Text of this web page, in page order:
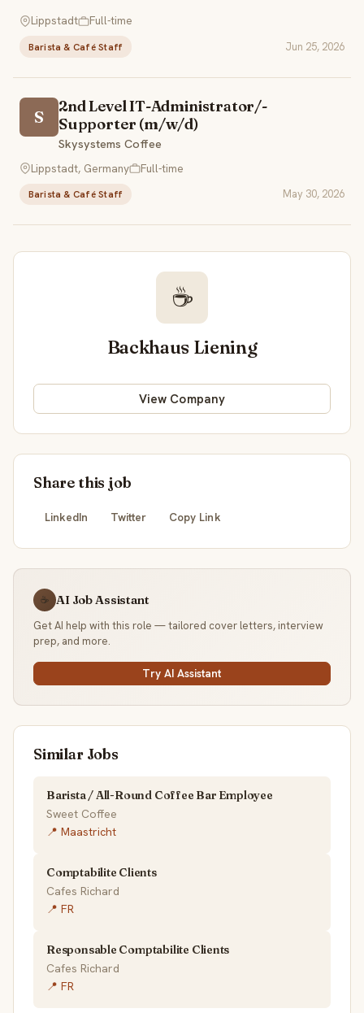
Lippstadt
Full-time
Barista & Café Staff Jun 25, 2026
S
2nd Level IT-Administrator/-
Supporter (m/w/d)
Skysystems Coffee
Lippstadt, Germany
Full-time
Barista & Café Staff May 30, 2026
☕
Backhaus Liening
View Company
Share this job
LinkedIn Twitter Copy Link
☕ AI Job Assistant
Get AI help with this role — tailored cover letters, interview
prep, and more.
Try AI Assistant
Similar Jobs
Barista / All-Round Coffee Bar Employee
Sweet Coffee
📍 Maastricht
Comptabilite Clients
Cafes Richard
📍 FR
Responsable Comptabilite Clients
Cafes Richard
📍 FR